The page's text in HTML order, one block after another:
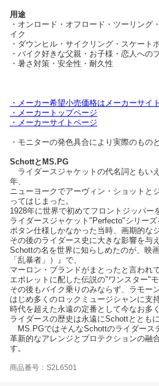
用途
・オンロード・オフロード・ツーリング
イク
・ダウンヒル・サイクリング・スケート
・バイク好きな父親・お子様・恋人への
・暑さ対策・安全性・耐久性
・メーカー希望小売価格はメーカーサイ
・メーカートップページ
・メーカーサイトページ
・モニターの発色具合により実際のもの
SchottとMS.PG
ライダースジャケットの代名詞ともい
年、
ニューヨークでアーヴィン・ショットと
ってはじまった。
1928年に世界で初めてフロントジッパー
ライダースジャケット"Perfecto"シリーズ
ボタン仕様しかなかった当時、画期的な
その後のライダース史に大きな影響を与え
Schottの名を世界に知らしめたのが、映
「乱暴者」）』で、
マーロン・ブランドがまとったと言われ
エポレットに配した伝説の"ワンスター"モ
その後もバイク乗りのみならず、ラモー
はじめ多くのロックミュージシャンに支持
時代を超えた永遠の定番として今なお多
ライダースの歴史は永遠にSchottとともに
MS.PGではそんなSchottのライダース
革新的なアレンジとプロテクションの融
す。
商品番号：S2L6501